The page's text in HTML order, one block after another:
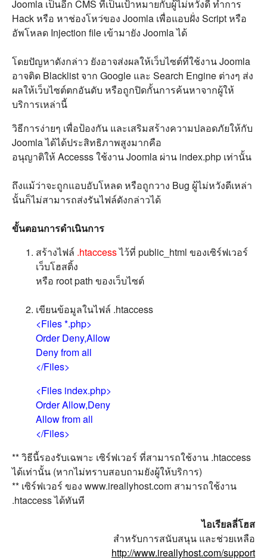
Joomla เป็นอีก CMS ที่เป็นเป้าหมายกับผู้ไม่หวังดี ทำการ
Hack หรือ หาช่องโหว่ของ Joomla เพื่อแอบฝั่ง Script หรือ
อัพโหลด Injection file เข้ามายัง Joomla ได้
โดยปัญหาดังกล่าว ยังอาจส่งผลให้เว็บไซต์ที่ใช้งาน Joomla
อาจติด Blacklist จาก Google และ Search Engine ต่างๆ ส่ง
ผลให้เว็บไซต์ตกอันดับ หรือถูกปิดกั้นการค้นหาจากผู้ให้
บริการเหล่านี้
วิธีการง่ายๆ เพื่อป้องกัน และเสริมสร้างความปลอดภัยให้กับ
Joomla ได้ได้ประสิทธิภาพสูงมากคือ
อนุญาติให้ Accesss ใช้งาน Joomla ผ่าน index.php เท่านั้น
ถึงแม้ว่าจะถูกแอบอับโหลด หรือถูกวาง Bug ผู้ไม่หวังดีเหล่า
นั้นก็ไม่สามารถส่งรันไฟล์ดังกล่าวได้
ขั้นตอนการดำเนินการ
สร้างไฟล์ .htaccessไว้ที่ public_html ของเซิร์ฟเวอร์
เว็บโฮสติ้ง
หรือ root path ของเว็บไซต์
เขียนข้อมูลในไฟล์ .htaccess
<Files *.php>
Order Deny,Allow
Deny from all
</Files>
<Files index.php>
Order Allow,Deny
Allow from all
</Files>
** วิธีนี้รองรับเฉพาะ เซิร์ฟเวอร์ ที่สามารถใช้งาน .htaccess
ได้เท่านั้น (หากไม่ทราบสอบถามยังผู้ให้บริการ)
** เซิร์ฟเวอร์ ของ www.ireallyhost.com สามารถใช้งาน
.htaccess ได้ทันที
ไอเรียลลี่โฮส
สำหรับการสนับสนุน และช่วยเหลือ
http://www.ireallyhost.com/support